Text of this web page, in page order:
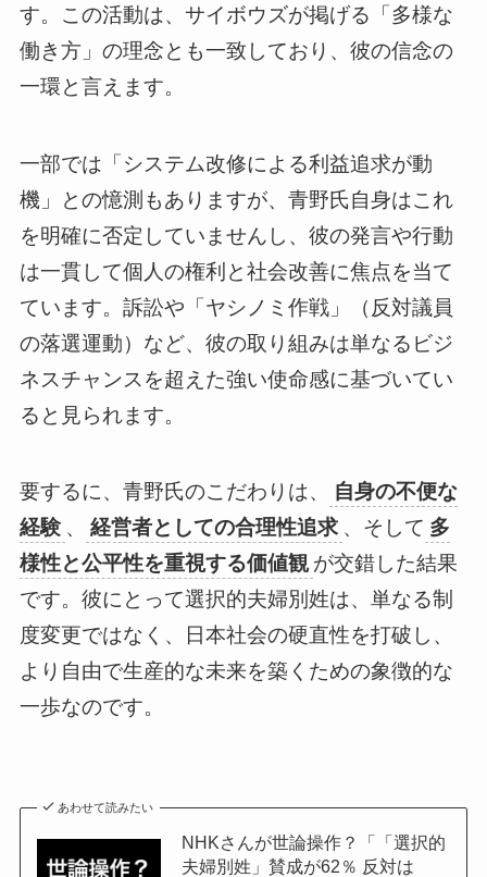
す。この活動は、サイボウズが掲げる「多様な
働き方」の理念とも一致しており、彼の信念の
一環と言えます。
一部では「システム改修による利益追求が動
機」との憶測もありますが、青野氏自身はこれ
を明確に否定していませんし、彼の発言や行動
は一貫して個人の権利と社会改善に焦点を当て
ています。訴訟や「ヤシノミ作戦」（反対議員
の落選運動）など、彼の取り組みは単なるビジ
ネスチャンスを超えた強い使命感に基づいてい
ると見られます。
要するに、青野氏のこだわりは、
自身の不便な
経験 、 経営者としての合理性追求 、そして 多
様性と公平性を重視する価値観 が交錯した結果
です。彼にとって選択的夫婦別姓は、単なる制
度変更ではなく、日本社会の硬直性を打破し、
より自由で生産的な未来を築くための象徴的な
一歩なのです。
あわせて読みたい
NHKさんが世論操作？「「選択的
夫婦別姓」賛成が62％ 反対は